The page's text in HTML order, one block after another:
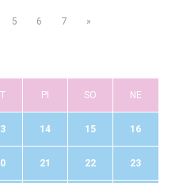
5 6 7 »
PI SO NE
14 15 16
21 22 23